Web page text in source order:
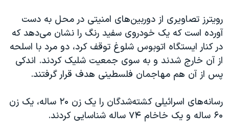
رویترز تصاویری از دوربین‌های امنیتی در محل به دست
آورده است که یک خودروی سفید رنگ را نشان می‌دهد که
در کنار ایستگاه اتوبوس شلوغ توقف کرد، دو مرد با اسلحه
از آن خارج شدند و به سوی جمعیت شلیک کردند. اندکی
پس از آن هم مهاجمان فلسطینی هدف قرار گرفتند.
رسانه‌های اسرائیلی کشته‌شدگان را یک زن ۲۰ ساله، یک زن
۶۰ ساله و یک خاخام ۷۴ ساله شناسایی کردند.